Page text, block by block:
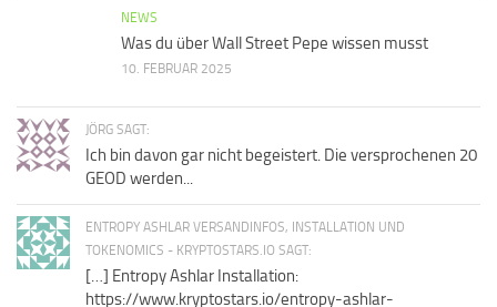
NEWS
Was du über Wall Street Pepe wissen musst
10. FEBRUAR 2025
JÖRG SAGT:
Ich bin davon gar nicht begeistert. Die versprochenen 20
GEOD werden...
ENTROPY ASHLAR VERSANDINFOS, INSTALLATION UND
TOKENOMICS - KRYPTOSTARS.IO SAGT:
[…] Entropy Ashlar Installation:
https://www.kryptostars.io/entropy-ashlar-